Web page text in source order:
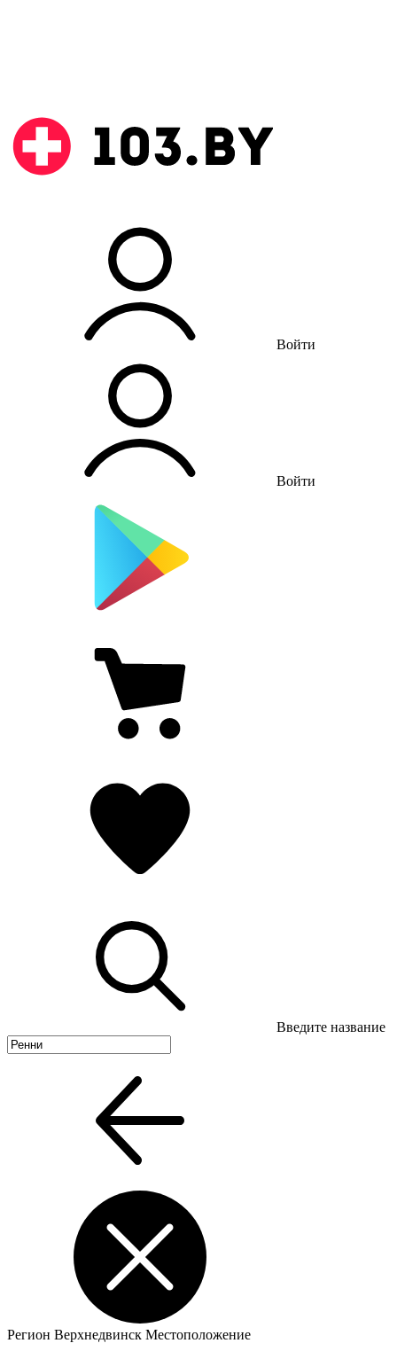
Войти
Войти
Введите название
Регион Верхнедвинск Местоположение